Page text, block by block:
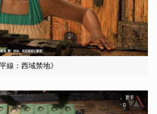
平線：西域禁地》